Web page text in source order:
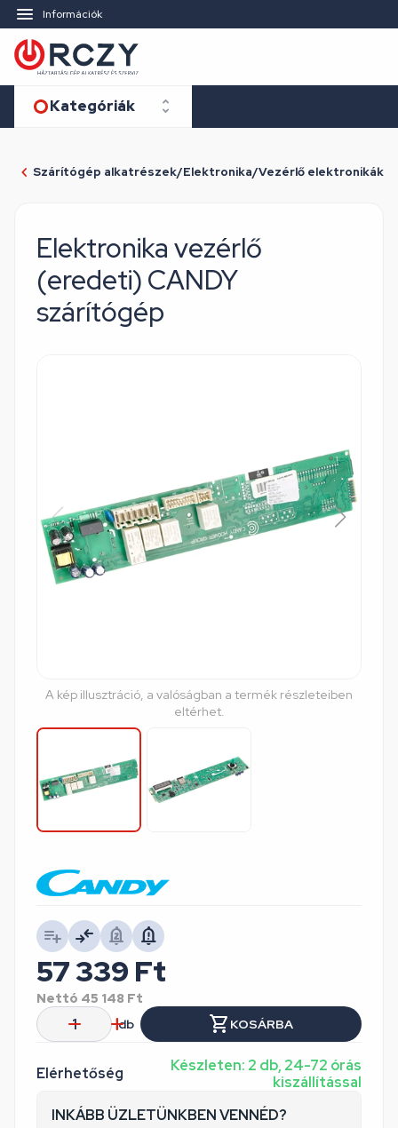
Információk
Kategóriák
Szárítógép alkatrészek/Elektronika/Vezérlő elektronikák
Elektronika vezérlő
(eredeti) CANDY
szárítógép
A kép illusztráció, a valóságban a termék részleteiben
eltérhet.
Elérhetőség
Készleten: 2 db, 24-72 órás
kiszállítással
INKÁBB ÜZLETÜNKBEN VENNÉD?
57 339 Ft
Nettó 45 148 Ft
db
KOSÁRBA